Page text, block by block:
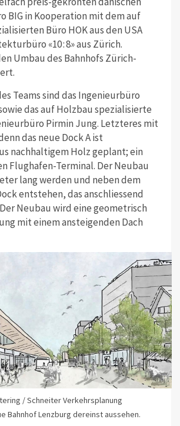
BIG in Kooperation mit dem auf
Büro HOK aus den USA
«10 : 8» aus Zürich.
Umbau des Bahnhofs Zürich-
Teams sind das Ingenieurbüro
das auf Holzbau spezialisierte
Pirmin Jung. Letzteres mit
das neue Dock A ist
nachhaltigem Holz geplant; ein
Flughafen-Terminal. Der Neubau
lang werden und neben dem
entstehen, das anschliessend
Neubau wird eine geometrisch
mit einem ansteigenden Dach
/ Schneiter Verkehrsplanung
Bahnhof Lenzburg dereinst aussehen.